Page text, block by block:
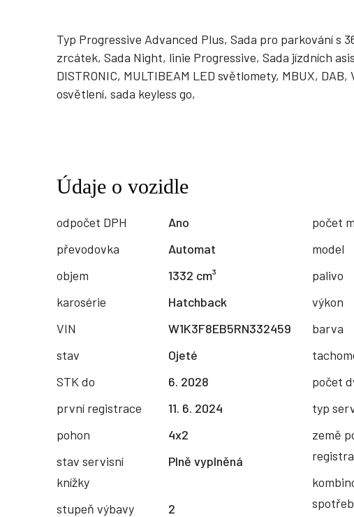
Typ Progressive Advanced Plus, Sada pro parkování s
zrcátek, Sada Night, linie Progressive, Sada jízdních
DISTRONIC, MULTIBEAM LED světlomety, MBUX,
osvětlení, sada keyless go,
Údaje o vozidle
odpočet DPH
Ano
převodovka
Automat
objem
1332 cm³
karosérie
Hatchback
VIN
W1K3F8EB5RN332459
stav
Ojeté
STK do
6. 2028
první registrace
11. 6. 2024
pohon
4x2
stav servisní
knížky
Plně vyplněná
stupeň výbavy 2
počet
model
palivo
výkon
barva
počet
typ
země